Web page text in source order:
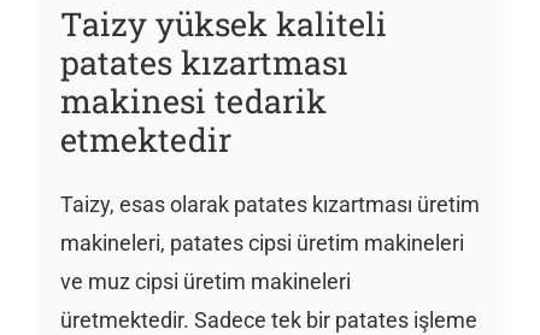
Taizy yüksek kaliteli
patates kızartması
makinesi tedarik
etmektedir
Taizy, esas olarak patates kızartması üretim
makineleri, patates cipsi üretim makineleri
ve muz cipsi üretim makineleri
üretmektedir. Sadece tek bir patates işleme